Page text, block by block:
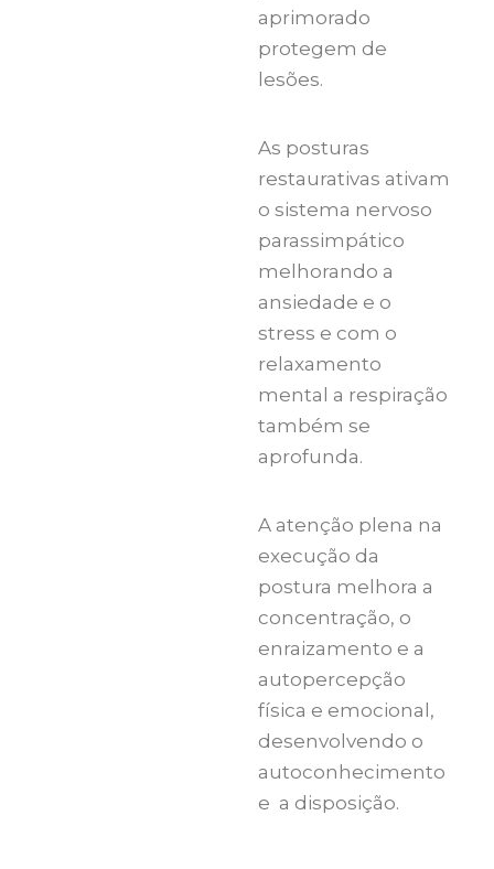
aprimorado
protegem de
lesões.
As posturas
restaurativas ativam
o sistema nervoso
parassimpático
melhorando a
ansiedade e o
stress e com o
relaxamento
mental a respiração
também se
aprofunda.
A atenção plena na
execução da
postura melhora a
concentração, o
enraizamento e a
autopercepção
física e emocional,
desenvolvendo o
autoconhecimento
e a disposição.